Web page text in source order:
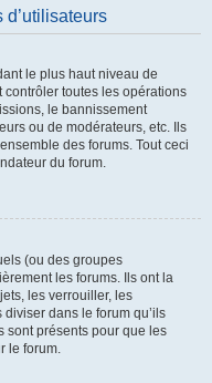
le plus haut niveau de
toutes les opérations
le bannissement
ou de modérateurs, etc. Ils
des forums. Tout ceci
du forum.
(ou des groupes
les forums. Ils ont la
les verrouiller, les
dans le forum qu’ils
sont présents pour que les
le forum.